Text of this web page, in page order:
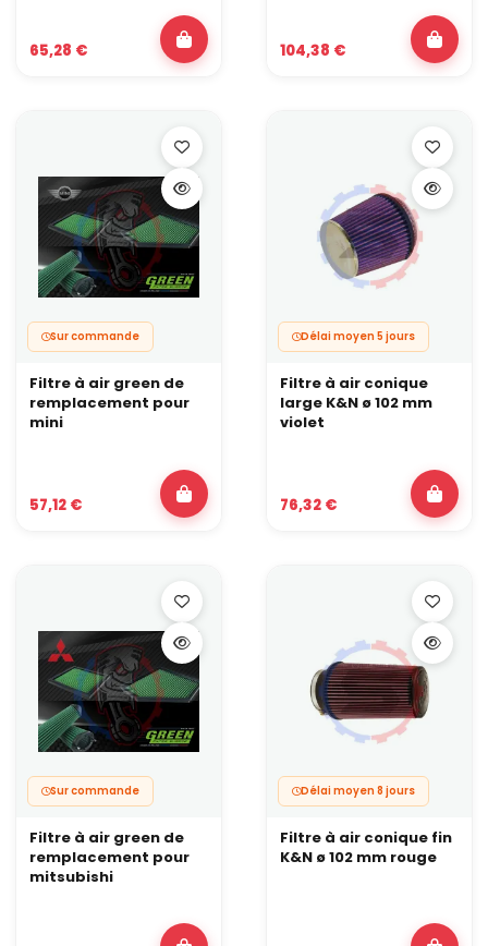
65,28 € 104,38 €
Sur commande
Filtre à air green de
remplacement pour
mini
57,12 €
Délai moyen 5 jours
Filtre à air conique
large K&N ø 102 mm
violet
76,32 €
Sur commande
Filtre à air green de
remplacement pour
mitsubishi
Délai moyen 8 jours
Filtre à air conique fin
K&N ø 102 mm rouge